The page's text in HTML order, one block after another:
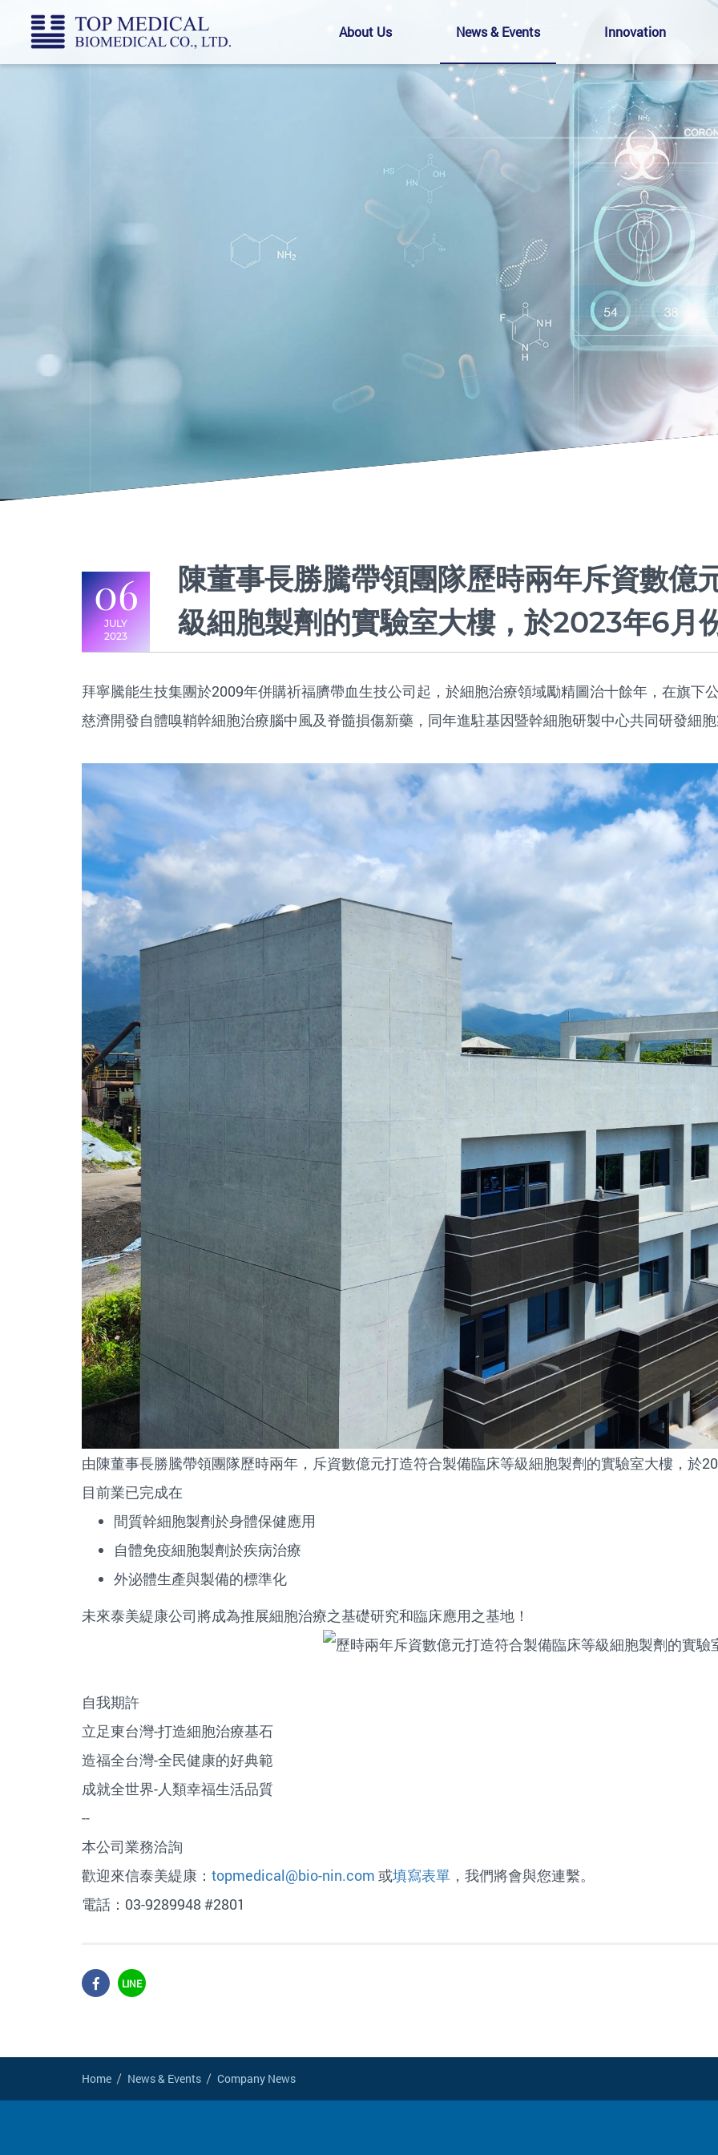
Top
Medical
About Us News & Events Innovation
06
JULY
2023
陳董事長勝騰帶領團隊歷時兩年斥資數億
級細胞製劑的實驗室大樓，於2023年6月
拜寧騰能生技集團於2009年併購祈福臍帶血生技公司起，於細胞治療領域勵精圖治十餘年，在旗下
慈濟開發自體嗅鞘幹細胞治療腦中風及脊髓損傷新藥，同年進駐基因暨幹細胞研製中心共同研發細
由陳董事長勝騰帶領團隊歷時兩年，斥資數億元打造符合製備臨床等級細胞製劑的實驗室大樓，於
目前業已完成在
間質幹細胞製劑於身體保健應用
自體免疫細胞製劑於疾病治療
外泌體生產與製備的標準化
未來泰美緹康公司將成為推展細胞治療之基礎研究和臨床應用之基地！
自我期許
立足東台灣-打造細胞治療基石
造福全台灣-全民健康的好典範
成就全世界-人類幸福生活品質
--
本公司業務洽詢
歡迎來信泰美緹康： topmedical@bio-nin.com 或填寫表單 ，我們將會與您連繫。
電話：03-9289948 #2801
LINE
Home News & Events Company News